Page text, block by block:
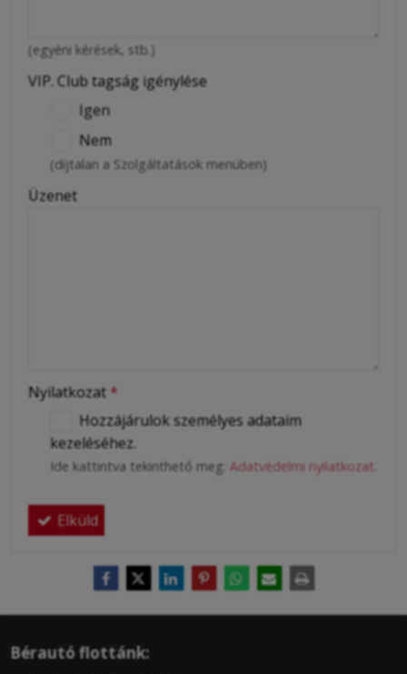
(egyéni kérések, stb.)
VIP. Club tagság igénylése
Igen
Nem
(díjtalan a Szolgáltatások menüben)
Üzenet
Nyilatkozat *
Hozzájárulok személyes adataim
kezeléséhez.
Ide kattintva tekinthető meg: Adatvédelmi nyilatkozat
Elküld
Bérautó flottánk: